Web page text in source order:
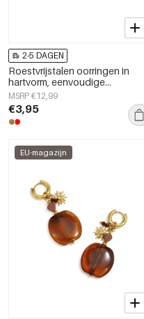
2-5 DAGEN
Roestvrijstalen oorringen in
hartvorm, eenvoudige
dagelijkse serie, damessieraden
MSRP €12,99
€3,95
EU-magazijn